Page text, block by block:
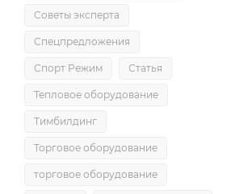
Советы эксперта
Спецпредложения
Спорт Режим Статья
Тепловое оборудование
Тимбилдинг
Торговое оборудование
торговое оборудование